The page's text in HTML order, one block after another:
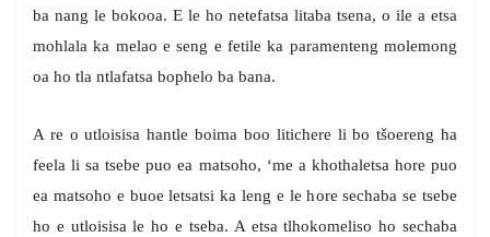
ba nang le bokooa. E le ho netefatsa litaba tsena, o ile a etsa
mohlala ka melao e seng e fetile ka paramenteng molemong
oa ho tla ntlafatsa bophelo ba bana.
A re o utloisisa hantle boima boo litichere li bo tšoereng ha
feela li sa tsebe puo ea matsoho, ‘me a khothaletsa hore puo
ea matsoho e buoe letsatsi ka leng e le hore sechaba se tsebe
ho e utloisisa le ho e tseba. A etsa tlhokomeliso ho sechaba